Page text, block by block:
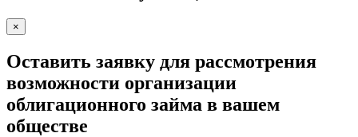
×
Оставить заявку для рассмотрения
возможности организации
облигационного займа в вашем
обществе